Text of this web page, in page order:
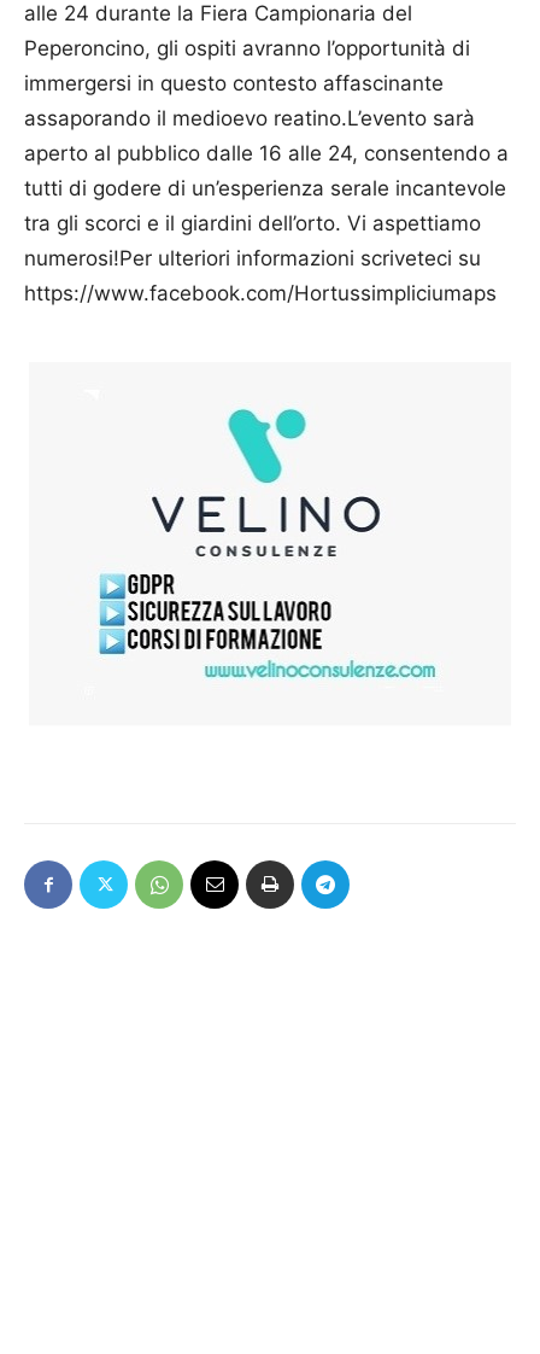
alle 24 durante la Fiera Campionaria del
Peperoncino, gli ospiti avranno l’opportunità di
immergersi in questo contesto affascinante
assaporando il medioevo reatino.L’evento sarà
aperto al pubblico dalle 16 alle 24, consentendo a
tutti di godere di un’esperienza serale incantevole
tra gli scorci e il giardini dell’orto. Vi aspettiamo
numerosi!Per ulteriori informazioni scriveteci su
https://www.facebook.com/Hortussimpliciumaps